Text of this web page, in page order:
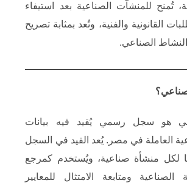
تُمنح للمنشآت الصناعية بعد استيفاء
القانونية والفنية، وتُعد بمثابة تصريح
النشاط الصناعي.​
هو سجل رسمي يُقيد فيه بيانات
العاملة في مصر. يُعد القيد في السجل
لكل منشأة صناعية، ويُستخدم كمرجع
الصناعية ومتابعة الامتثال للمعايير